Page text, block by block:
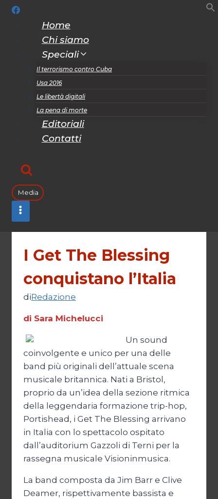
Salta
contenuto
Home
Chi siamo
Speciali
Il terrorismo contro Cuba
Usa 2016
Le libertà digitali
La pena di morte
Editoriali
Contatti
Media
I Get The Blessing
conquistano l’Italia
diRedazione
di Sara Michelucci
Un sound
coinvolgente e unico per una delle
band più originali dell’attuale scena
musicale britannica. Nati a Bristol,
proprio da un’idea della sezione ritmica
della leggendaria formazione trip-hop,
Portishead, i Get The Blessing arrivano
in Italia con lo spettacolo ospitato
dall’auditorium Gazzoli di Terni per la
rassegna musicale Visioninmusica.
La band composta da Jim Barr e Clive
Deamer, rispettivamente bassista e